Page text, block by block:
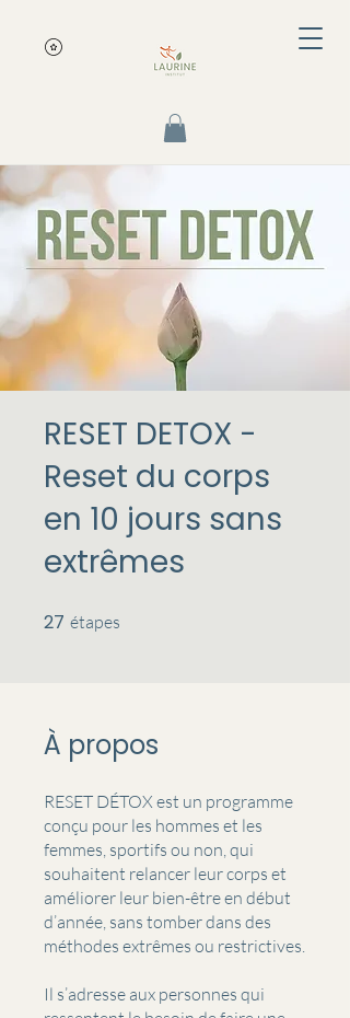
RESET DETOX -
Reset du corps
en 10 jours sans
extrêmes
27 étapes
À propos
RESET DÉTOX est un programme
conçu pour les hommes et les
femmes, sportifs ou non, qui
souhaitent relancer leur corps et
améliorer leur bien-être en début
d’année, sans tomber dans des
méthodes extrêmes ou restrictives.
Il s’adresse aux personnes qui